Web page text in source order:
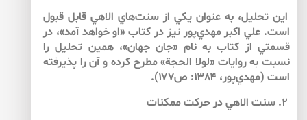
اين تحليل، به عنوان يكي از سنت‌هاي الاهي قابل قبول
است. علي اكبر مهدي‌پور نيز در كتاب «او خواهد آمد»، در
قسمتي از كتاب به نام «جان جهان»، همين تحليل را
نسبت به روايات «لولا الحجة» مطرح كرده و آن را پذيرفته
است (مهدي‌پور، ۱۳۸۴: ص۱۷۷).
۲. سنت الاهي در حركت ممكنات